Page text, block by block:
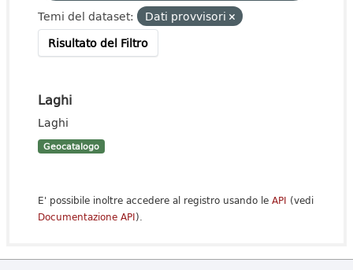
Temi del dataset:
Dati provvisori
Risultato del Filtro
Laghi
Laghi
Geocatalogo
E' possibile inoltre accedere al registro usando le API (vedi
Documentazione API).